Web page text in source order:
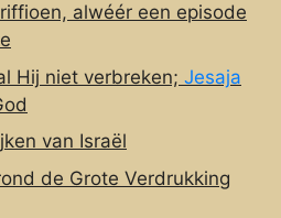
alwéér een episode
Hij niet verbreken; Jesaja
van Israël
de Grote Verdrukking